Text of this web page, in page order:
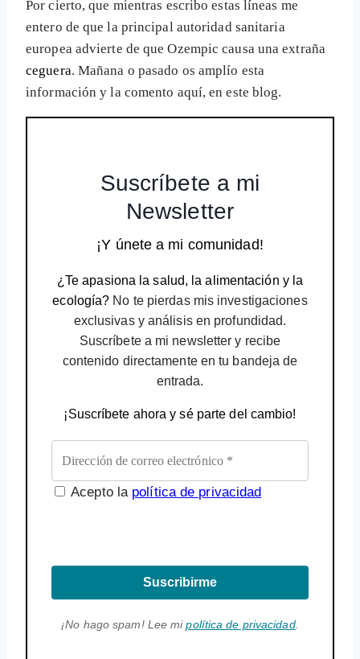
Por cierto, que mientras escribo estas líneas me
entero de que la principal autoridad sanitaria
europea advierte de que Ozempic causa una extraña
ceguera. Mañana o pasado os amplío esta
información y la comento aquí, en este blog.
Suscríbete a mi
Newsletter
¡Y únete a mi comunidad!
¿Te apasiona la salud, la alimentación y la
ecología? No te pierdas mis investigaciones
exclusivas y análisis en profundidad.
Suscríbete a mi newsletter y recibe
contenido directamente en tu bandeja de
entrada.
¡Suscríbete ahora y sé parte del cambio!
Acepto la política de privacidad
Suscribirme
¡No hago spam! Lee mipolítica de privacidad.